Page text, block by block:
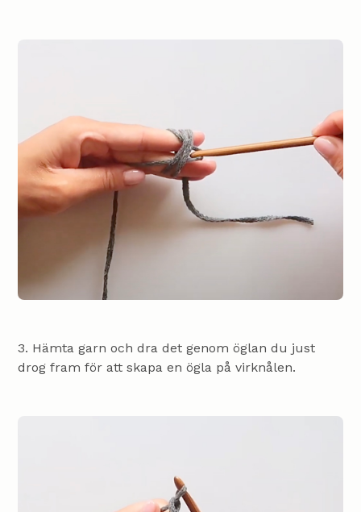
3. Hämta garn och dra det genom öglan du just
drog fram för att skapa en ögla på virknålen.